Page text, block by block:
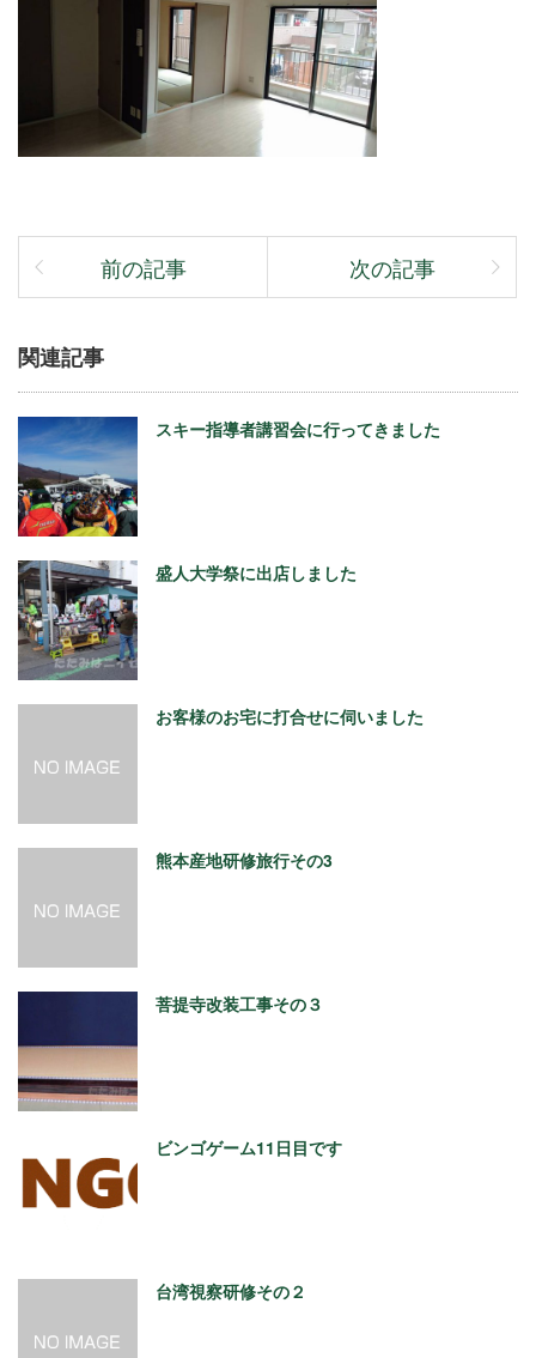
前の記事 次の記事
関連記事
スキー指導者講習会に行ってきました
盛人大学祭に出店しました
お客様のお宅に打合せに伺いました
熊本産地研修旅行その3
菩提寺改装工事その３
ビンゴゲーム11日目です
台湾視察研修その２